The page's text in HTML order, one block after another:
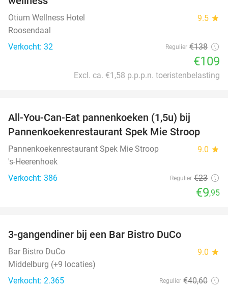
Otium Wellness Hotel 9.5 star
Roosendaal
Verkocht: 32
Regulier €138
€109
Excl. ca. €1,58 p.p.p.n. toeristenbelasting
All-You-Can-Eat pannenkoeken (1,5u) bij
Pannenkoekenrestaurant Spek Mie Stroop
Pannenkoekenrestaurant Spek Mie Stroop 9.0 star
's-Heerenhoek
Verkocht: 386
Regulier €23
€9,95
3-gangendiner bij een Bar Bistro DuCo
Bar Bistro DuCo 9.0 star
Middelburg (+9 locaties)
Verkocht: 2.365
Regulier €40,60